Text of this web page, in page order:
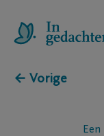
← Vorige